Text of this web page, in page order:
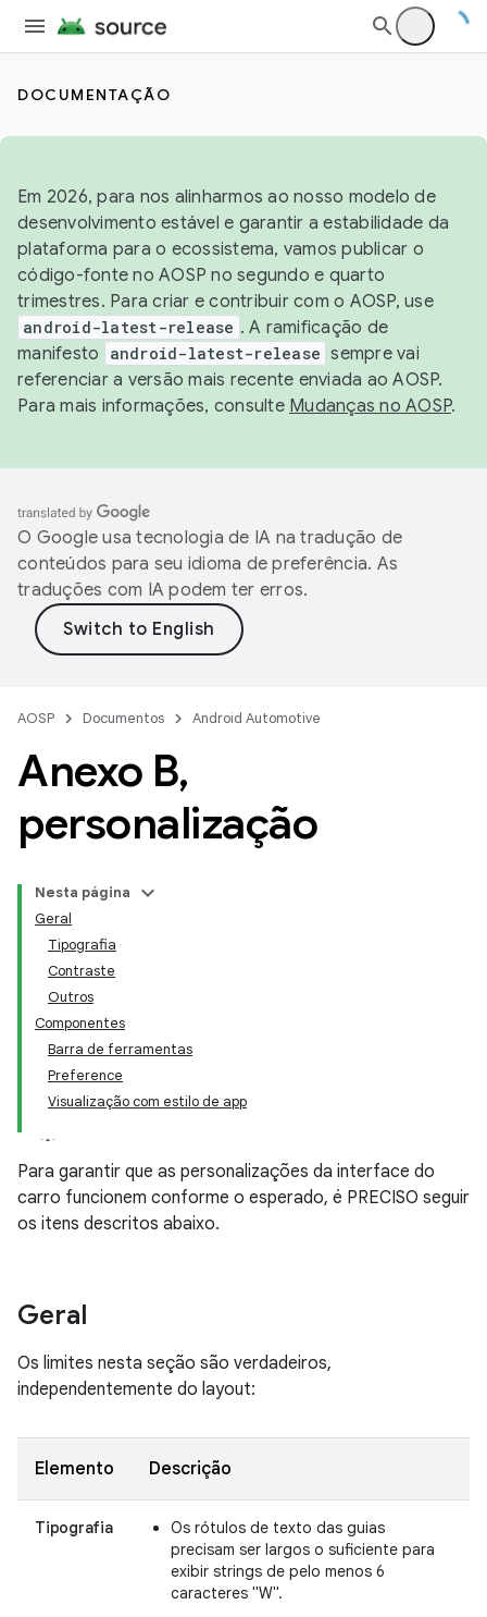
DOCUMENTAÇÃO
Em 2026, para nos alinharmos ao nosso modelo de
desenvolvimento estável e garantir a estabilidade da
plataforma para o ecossistema, vamos publicar o
código-fonte no AOSP no segundo e quarto
trimestres. Para criar e contribuir com o AOSP, use
android-latest-release . A ramificação de
manifesto
android-latest-release sempre vai
referenciar a versão mais recente enviada ao AOSP.
Para mais informações, consulte Mudanças no AOSP.
O Google usa tecnologia de IA na tradução de
conteúdos para seu idioma de preferência. As
traduções com IA podem ter erros.
AOSP Documentos Android Automotive
Anexo B,
personalização
Nesta página
Geral
Tipografia
Contraste
Outros
Componentes
Barra de ferramentas
Preference
Visualização com estilo de app
Para garantir que as personalizações da interface do
carro funcionem conforme o esperado, é PRECISO seguir
os itens descritos abaixo.
Geral
Os limites nesta seção são verdadeiros,
independentemente do layout:
Elemento Descrição
Tipografia
Os rótulos de texto das guias
precisam ser largos o suficiente para
exibir strings de pelo menos 6
caracteres "W".